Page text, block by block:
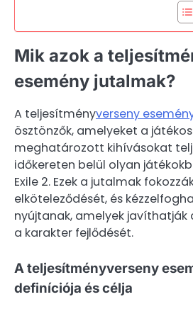
Mik azok a
esemény jutalmak?
A teljesítményverseny
ösztönzők, amelyeket a
meghatározott kihívásokat
időkereten belül olyan
Exile 2. Ezek a jutalmak
elköteleződését, és
nyújtanak, amelyek
a karakter fejlődését.
A teljesítményverseny
definíciója és célja